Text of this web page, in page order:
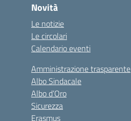
Novità
Le notizie
Le circolari
Calendario eventi
Amministrazione trasparente
Albo Sindacale
Albo d’Oro
Sicurezza
Erasmus